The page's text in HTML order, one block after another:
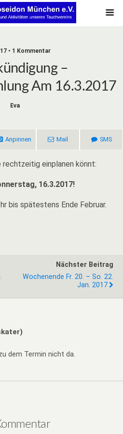
• 1 Kommentar
–
Am 16.3.2017
Eva
Anpinnen Mail SMS
rechtzeitig einplanen könnt:
16.3.2017!
bis spätestens Ende Februar.
Nächster Beitrag
Wochenende Fr. 20. – So. 22.
Jan. 2017
dem Termin nicht da.